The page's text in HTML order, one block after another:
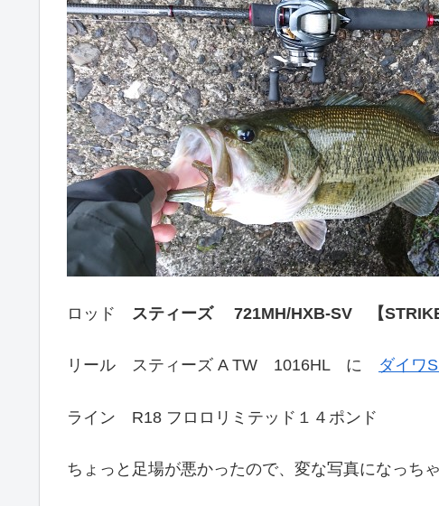
ロッド スティーズ 721MH/HXB-SV 【
リール スティーズ A TW 1016HL に ダイワ
ライン R18 フロロリミテッド１４ポンド
ちょっと足場が悪かったので、変な写真になっち